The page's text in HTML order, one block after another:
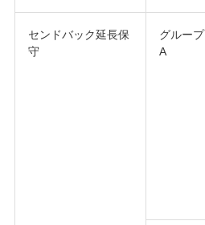
センドバック延長保
守
グループ
A